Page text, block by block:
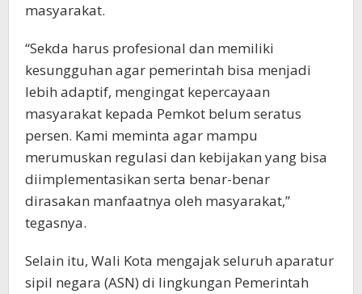
masyarakat.
“Sekda harus profesional dan memiliki
kesungguhan agar pemerintah bisa menjadi
lebih adaptif, mengingat kepercayaan
masyarakat kepada Pemkot belum seratus
persen. Kami meminta agar mampu
merumuskan regulasi dan kebijakan yang bisa
diimplementasikan serta benar-benar
dirasakan manfaatnya oleh masyarakat,”
tegasnya.
Selain itu, Wali Kota mengajak seluruh aparatur
sipil negara (ASN) di lingkungan Pemerintah